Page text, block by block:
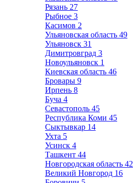
Рязань 27
Рыбное 3
Касимов 2
Ульяновская область 49
Ульяновск 31
Димитровград 3
Новоульяновск 1
Киевская область 46
Бровары 9
Ирпень 8
Буча 4
Севастополь 45
Республика Коми 45
Сыктывкар 14
Ухта 5
Усинск 4
Ташкент 44
Новгородская область 42
Великий Новгород 16